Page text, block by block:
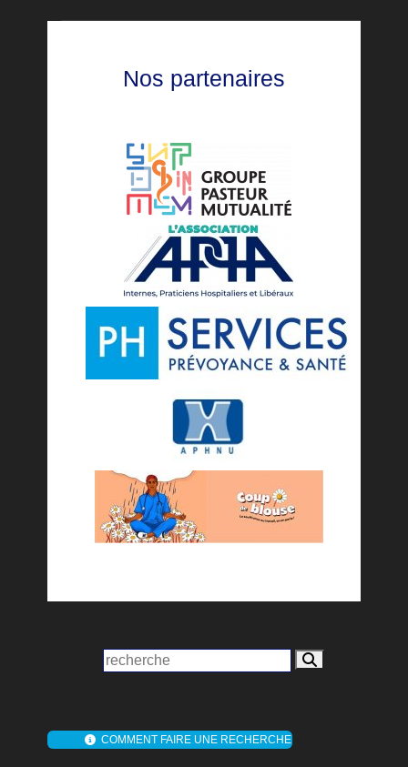
Nos partenaires
COMMENT FAIRE UNE RECHERCHE